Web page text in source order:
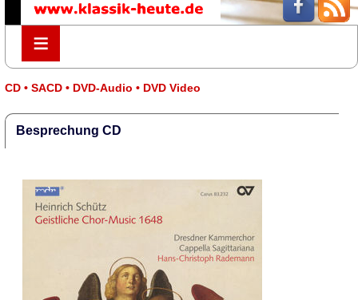
≡
≡
CD • SACD • DVD-Audio • DVD Video
Besprechung CD